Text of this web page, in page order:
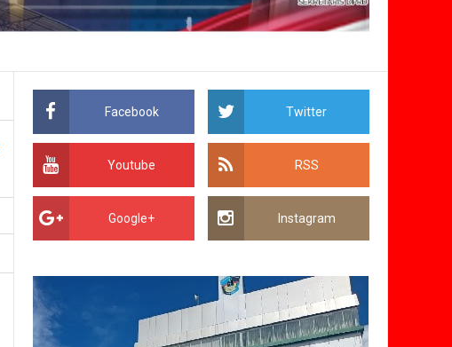
Facebook Twitter
Youtube RSS
Google+ Instagram